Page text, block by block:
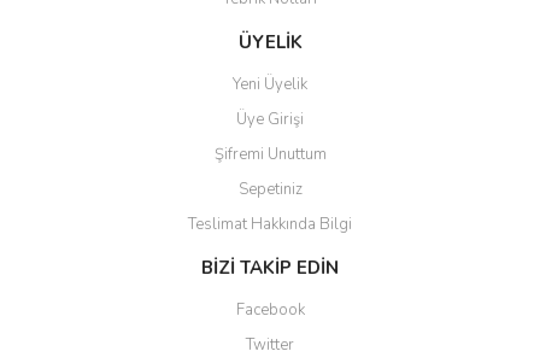
ÜYELİK
Yeni Üyelik
Üye Girişi
Şifremi Unuttum
Sepetiniz
Teslimat Hakkında Bilgi
BİZİ TAKİP EDİN
Facebook
Twitter